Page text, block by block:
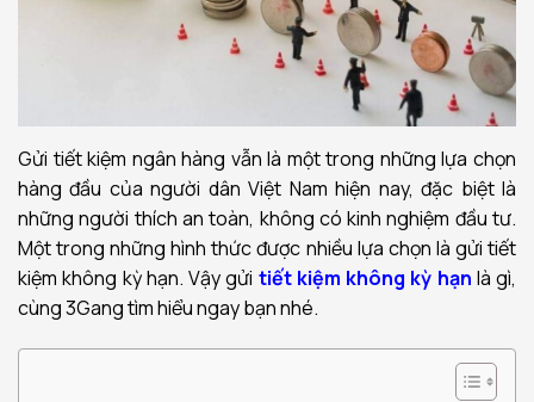
Gửi tiết kiệm ngân hàng vẫn là một trong những lựa chọn
hàng đầu của người dân Việt Nam hiện nay, đặc biệt là
những người thích an toàn, không có kinh nghiệm đầu tư.
Một trong những hình thức được nhiều lựa chọn là gửi tiết
kiệm không kỳ hạn. Vậy gửi tiết kiệm không kỳ hạn là gì,
cùng 3Gang tìm hiểu ngay bạn nhé.